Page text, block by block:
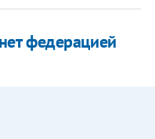
федерацией